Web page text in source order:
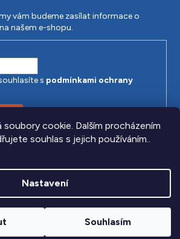
cookie. Dalším procházením
souhlas s jejich používáním..
Nastavení
Souhlasím
vám budeme zasílat informace o
našem e-shopu.
s podmínkami ochrany
Shoptet Anque Media